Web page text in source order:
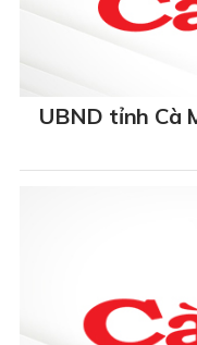
UBND tỉnh Cà